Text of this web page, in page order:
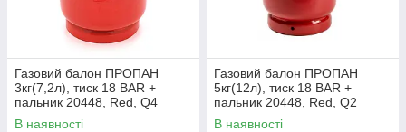
Газовий балон ПРОПАН
3кг(7,2л), тиск 18 BAR +
пальник 20448, Red, Q4
В наявності
Газовий балон ПРОПАН
5кг(12л), тиск 18 BAR +
пальник 20448, Red, Q2
В наявності